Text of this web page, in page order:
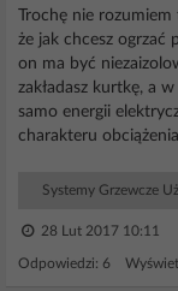
Trochę nie
że jak chcesz ogrzać
on ma być
zakładasz kurtkę, a
samo energii
charakteru
Systemy Grzewcze
28 Lut 2017 10:11
Odpowiedzi: 6